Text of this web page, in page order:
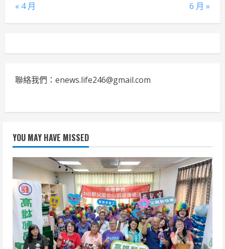
« 4 月
6 月 »
聯絡我們：enews.life246@gmail.com
YOU MAY HAVE MISSED